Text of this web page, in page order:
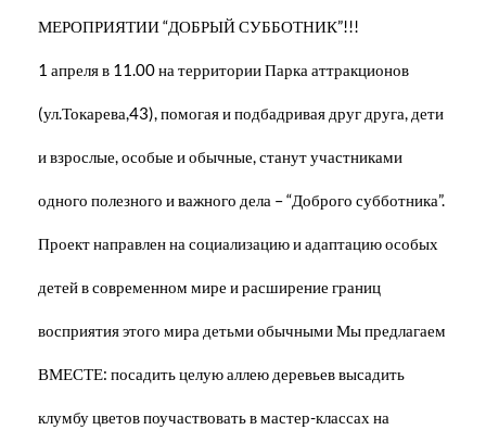
МЕРОПРИЯТИИ “ДОБРЫЙ СУББОТНИК”!!!
1 апреля в 11.00 на территории Парка аттракционов
(ул.Токарева,43), помогая и подбадривая друг друга, дети
и взрослые, особые и обычные, станут участниками
одного полезного и важного дела – “Доброго субботника”.
Проект направлен на социализацию и адаптацию особых
детей в современном мире и расширение границ
восприятия этого мира детьми обычными Мы предлагаем
ВМЕСТЕ: посадить целую аллею деревьев высадить
клумбу цветов поучаствовать в мастер-классах на